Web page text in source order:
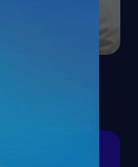
gutes